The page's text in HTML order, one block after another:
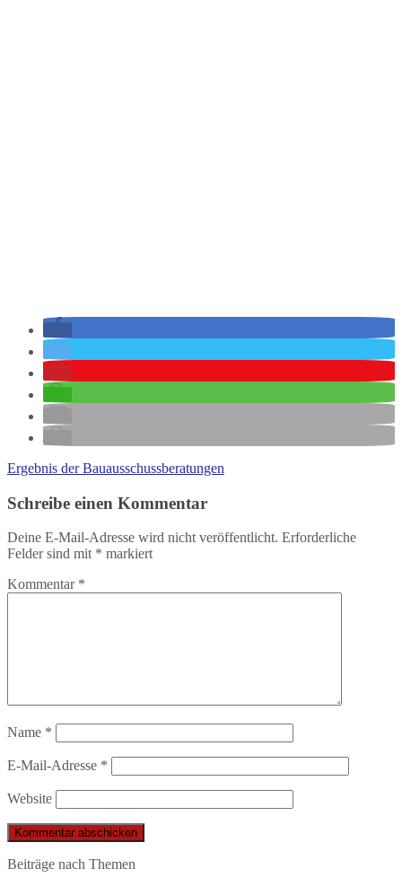
Ergebnis der Bauausschussberatungen
Schreibe einen Kommentar
Deine E-Mail-Adresse wird nicht veröffentlicht. Erforderliche
Felder sind mit * markiert
Kommentar *
Name *
E-Mail-Adresse *
Website
Beiträge nach Themen